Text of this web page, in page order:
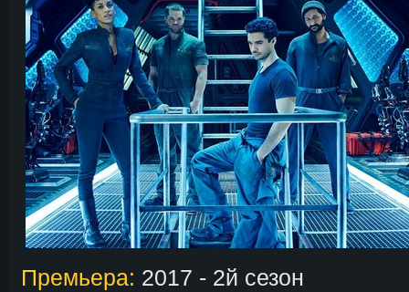
Премьера: 2017 - 2й сезон